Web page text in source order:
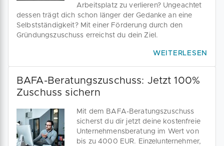
Arbeitsplatz zu verlieren? Ungeachtet
dessen trägt dich schon länger der Gedanke an eine
Selbstständigkeit? Mit einer Förderung durch den
Gründungszuschuss erreichst du dein Ziel.
WEITERLESEN
BAFA-Beratungszuschuss: Jetzt 100%
Zuschuss sichern
Mit dem BAFA-Beratungszuschuss
sicherst du dir jetzt deine kostenfreie
Unternehmensberatung im Wert von
bis zu 4000 EUR. Einzelunternehmer,